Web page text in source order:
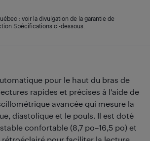
pour le haut du bras de
rapides et précises à l'aide de
avancée qui mesure la
diastolique et le pouls. Il est doté
confortable (8,7 po–16,5 po) et
: voir la divulgation de la garantie de
Spécifications ci-dessous.